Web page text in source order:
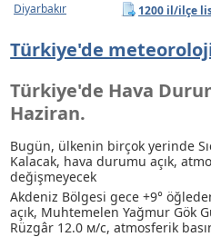
Diyarbakır
1200 il/ilçe
Türkiye'de
Türkiye'de Hava
Haziran.
Bugün, ülkenin birçok yerinde
Kalacak, hava durumu açık,
değişmeyecek
Akdeniz Bölgesi gece +9°
açık, Muhtemelen Yağmur Gök
Rüzgâr 12.0 м/с, atmosferik